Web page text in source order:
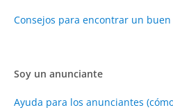
Consejos para encontrar un
Soy un anunciante
Ayuda para los anunciantes